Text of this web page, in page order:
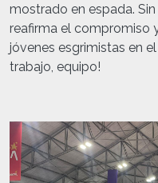
mostrado en espada.
reafirma el compromiso
jóvenes esgrimistas en
trabajo, equipo!